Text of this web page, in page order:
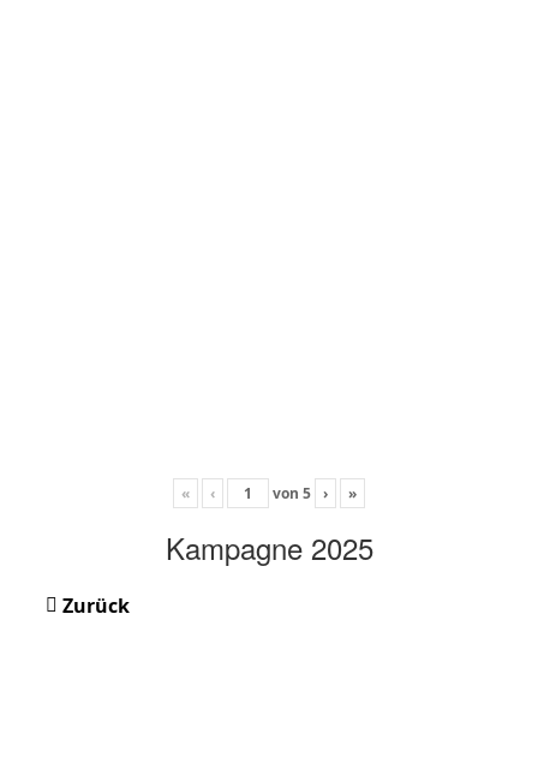
« ‹ von 5 › »
Kampagne 2025
Zurück